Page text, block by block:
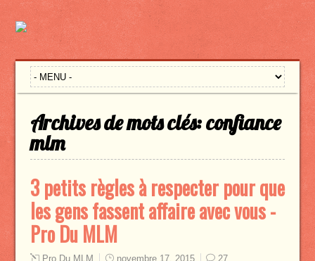
Archives de mots clés:confiance
mlm
3 petits règles à respecter pour que
les gens fassent affaire avec vous -
Pro Du MLM
Pro Du MLM novembre 17, 2015
27